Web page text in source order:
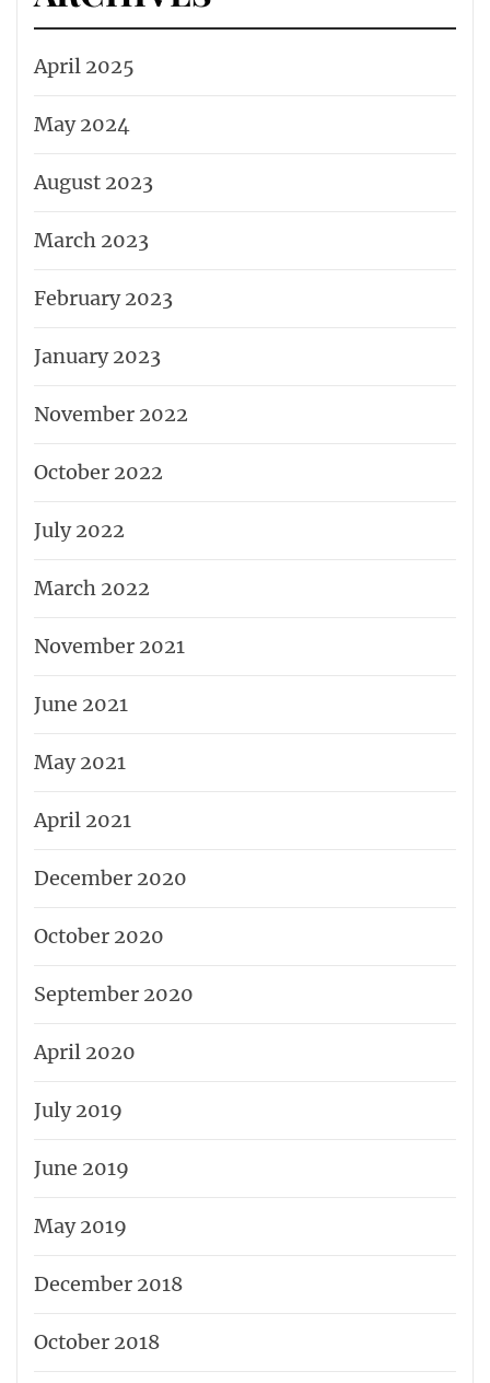
April 2025
May 2024
August 2023
March 2023
February 2023
January 2023
November 2022
October 2022
July 2022
March 2022
November 2021
June 2021
May 2021
April 2021
December 2020
October 2020
September 2020
April 2020
July 2019
June 2019
May 2019
December 2018
October 2018